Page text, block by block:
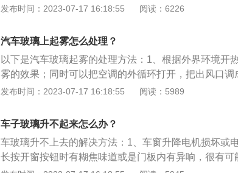
玻璃上形成一薄层透明的保护膜，它可以有效地防止水
酒精或盐水等待晾干后再用麂皮或柔软的干布擦净多余
证车玻璃不会蒙上雾气。开窗对流：发现车内雾气不大
打开，这样车内外空气形成对流，温差也会减小，雾气
的原理和开空调冷风是一样的。开窗对流的弊端非常
雾气较大时都不可用。后挡风加热：大多数车基本上都
的雾气就会消失。
冷风，可以把干燥的冷气直接吹到玻璃上，使水蒸气不
除雾，刚开始会加重雾气。汽车玻璃起雾时要开外循环
因：车内外有一定温差，如果车内外的温度不一样，温
和蒸汽压低于周围环境的蒸汽压，水汽就会聚集到玻璃
渗析出来形成雾气。车玻璃除雾的方法：空调制冷：
低空气湿度的方法去除雾汽。当夏天特别是多人进入车
冷风，利用空调除湿功能，稍许即可除去前风挡上的雾
利用空调效果不明显时，可稍微打开一点车窗，使之快
当然也可以和空调相配合使用，效果会更快些。空调
发布时间：2023-07-17 16:18:55 阅读：6226
汽车玻璃上起雾怎么处理？
以下是汽车玻璃起雾的处理方法：1、根据外界环境开
雾的效果；同时可以把空调的外循环打开，把出风口
会太冷，还会对玻璃起雾起到抑制作用。2、使用防雾
护膜，雨天就不容易起雾。不过防雾剂会在模糊视线，
开窗户，使空气流通；前挡风玻璃气雾后，把玻璃摇下
里面来，雾气也会很快散掉，不过最好是先把车停在路
雾在时间上有个过程。4、用布擦除雾气；这种方法比
发布时间：2023-07-17 16:18:55 阅读：5989
车子玻璃升不起来怎么办？
车玻璃升不上去的解决方法：1、车窗升降电机损坏或
长按开窗按钮时有糊焦味道或是门板内有异响，很有